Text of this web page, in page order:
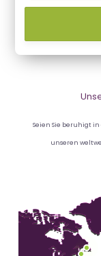
Seien Sie beruhigt
unseren